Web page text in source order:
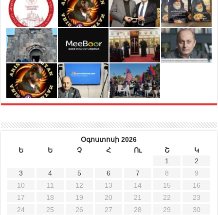
Օգոստոսի 2026
Ե
Ե Չ Հ Ու Շ
Կ
1
2
3
4 5 6 7 8
9
10
11 12 13 14 15
16
17
18 19 20 21 22
23
24
25 26 27 28 29
30